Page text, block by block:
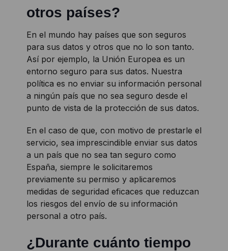
otros países?
En el mundo hay países que son seguros
para sus datos y otros que no lo son tanto.
Así por ejemplo, la Unión Europea es un
entorno seguro para sus datos. Nuestra
política es no enviar su información personal
a ningún país que no sea seguro desde el
punto de vista de la protección de sus datos.
En el caso de que, con motivo de prestarle el
servicio, sea imprescindible enviar sus datos
a un país que no sea tan seguro como
España, siempre le solicitaremos
previamente su permiso y aplicaremos
medidas de seguridad eficaces que reduzcan
los riesgos del envío de su información
personal a otro país.
¿Durante cuánto tiempo